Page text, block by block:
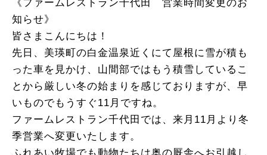
《ファームレストラン千代田 営業時間変更のお
知らせ》
皆さまこんにちは！
先日、美瑛町の白金温泉近くにて屋根に雪が積も
った車を見かけ、山間部ではもう積雪しているこ
とから厳しい冬の始まりを感じておりますが、早
いものでもうすぐ11月ですね。
ファームレストラン千代田では、来月11月より冬
季営業へ変更いたします。